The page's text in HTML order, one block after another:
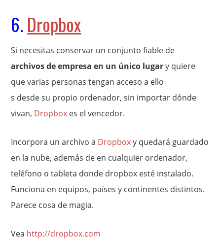
6. Dropbox
Si necesitas conservar un conjunto fiable de
archivos de empresa en un único lugary quiere
que varias personas tengan acceso a ello
s desde su propio ordenador, sin importar dónde
vivan, Dropbox es el vencedor.
Incorpora un archivo a Dropboxy quedará guardado
en la nube, además de en cualquier ordenador,
teléfono o tableta donde dropbox esté instalado.
Funciona en equipos, países y continentes distintos.
Parece cosa de magia.
Vea http://dropbox.com